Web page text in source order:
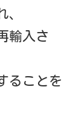
、
輸入さ
ることを